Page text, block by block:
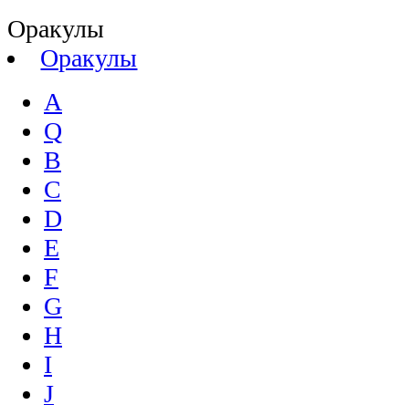
Оракулы
Оракулы
A
Q
B
C
D
E
F
G
H
I
J